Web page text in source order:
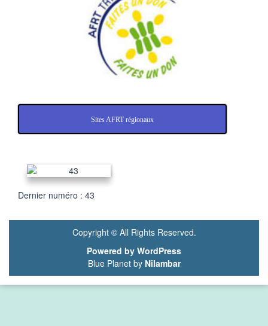
Sites AFRT régionaux
Dernier numéro : 43
Copyright © All Rights Reserved.
Powered by WordPress
Blue Planet by Nilambar